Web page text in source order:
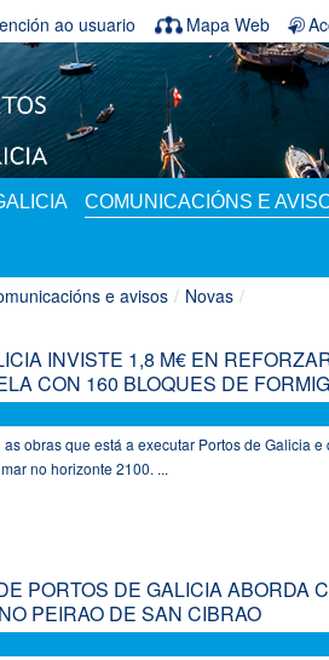
ao usuario Mapa Web
COMUNICACIÓNS E
e avisos / Novas /
INVISTE 1,8 M€ EN
CON 160 BLOQUES DE
obras que está a executar Portos de Galicia
no horizonte 2100. ...
PORTOS DE GALICIA ABORDA
PEIRAO DE SAN CIBRAO